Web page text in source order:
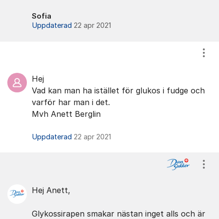
Sofia
Uppdaterad 22 apr 2021
Hej
Vad kan man ha istället för glukos i fudge och
varför har man i det.
Mvh Anett Berglin
Uppdaterad 22 apr 2021
Hej Anett,
Glykossirapen smakar nästan inget alls och är